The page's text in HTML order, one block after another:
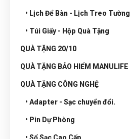
• Lịch Để Bàn - Lịch Treo Tường
• Túi Giấy - Hộp Quà Tặng
QUÀ TẶNG 20/10
QUÀ TẶNG BẢO HIỂM MANULIFE
QUÀ TẶNG CÔNG NGHỆ
• Adapter - Sạc chuyển đổi.
• Pin Dự Phòng